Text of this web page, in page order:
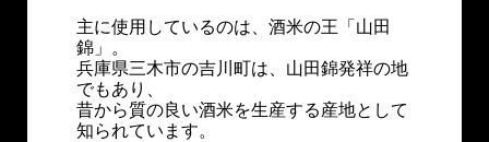
主に使用しているのは、酒米の王「山田
錦」。
兵庫県三木市の吉川町は、山田錦発祥の地
でもあり、
昔から質の良い酒米を生産する産地として
知られています。